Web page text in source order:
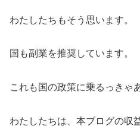
わたしたちもそう思います。
国も副業を推奨しています。
これも国の政策に乗るっきゃ
わたしたちは、本ブログの収